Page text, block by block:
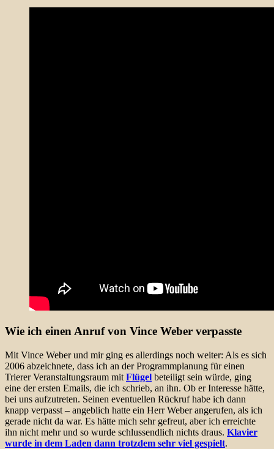
Wie ich einen Anruf von Vince Weber verpasste
Mit Vince Weber und mir ging es allerdings noch weiter: Als es sich
2006 abzeichnete, dass ich an der Programmplanung für einen
Trierer Veranstaltungsraum mit Flügel beteiligt sein würde, ging
eine der ersten Emails, die ich schrieb, an ihn. Ob er Interesse hätte,
bei uns aufzutreten. Seinen eventuellen Rückruf habe ich dann
knapp verpasst – angeblich hatte ein Herr Weber angerufen, als ich
gerade nicht da war. Es hätte mich sehr gefreut, aber ich erreichte
ihn nicht mehr und so wurde schlussendlich nichts draus. Klavier
wurde in dem Laden dann trotzdem sehr viel gespielt.